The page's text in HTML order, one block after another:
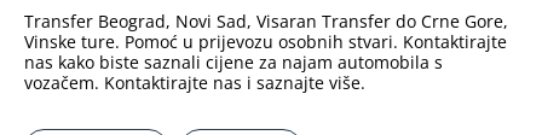
Transfer Beograd, Novi Sad, Visaran Transfer do Crne Gore,
Vinske ture. Pomoć u prijevozu osobnih stvari. Kontaktirajte
nas kako biste saznali cijene za najam automobila s
vozačem. Kontaktirajte nas i saznajte više.